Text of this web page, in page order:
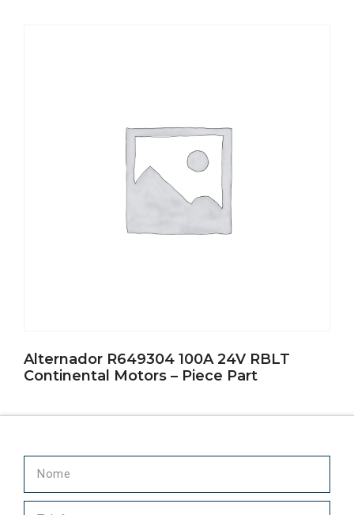
Alternador R649304 100A 24V RBLT
Continental Motors – Piece Part